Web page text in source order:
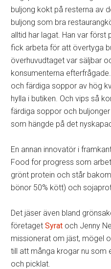
buljong kokt på resterna av
buljong som bra
alltid har lagat. Han var först
fick arbeta för att övertyga
överhuvudtaget var säljbar
konsumenterna
och färdiga soppor av hög
hylla i butiken. Och vips så
färdiga soppor och
som hängde på det
En annan innovatör i
Food for progress som
grönt protein och står
bönor 50% kött) och
Det jäser även bland
företagetSyrat och Jenny
missionerat om jäst, mögel
till att många krogar nu som
och picklat.